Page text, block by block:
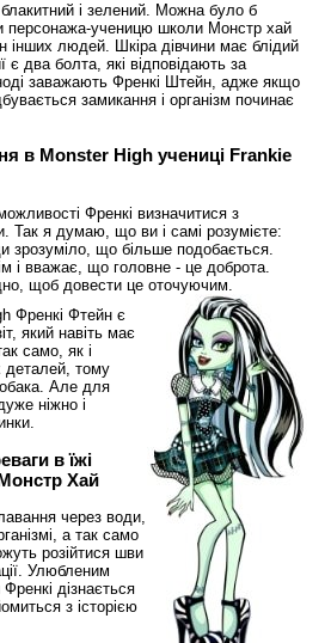
і зелений. Можна було б
персонажа-ученицю школи Монстр хай
інших людей. Шкіра дівчини має блідий
є два болта, які відповідають за
заважають Френкі Штейн, адже якщо
замикання і організм починає
в Monster High учениці Frankie
Френкі визначитися з
Так я думаю, що ви і самі розумієте:
зрозуміло, що більше подобається.
і вважає, що головне - це доброта.
щоб довести це оточуючим.
Френкі Фтейн є
який навіть має
само, як і
деталей, тому
Але для
ніжно і
в їжі
Хай
через води,
а так само
розійтися шви
Улюбленим
дізнається
з історією